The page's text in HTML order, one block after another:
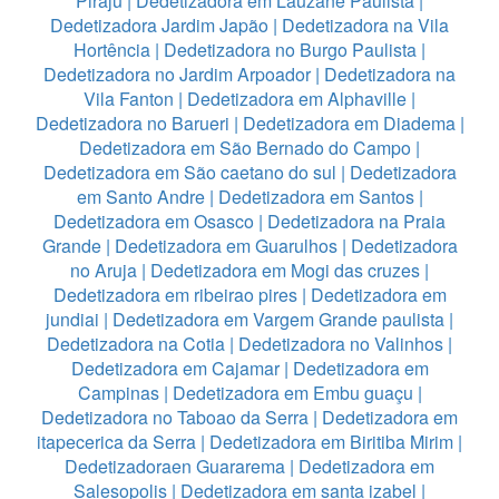
Dedetizadora Jardim Japão | Dedetizadora na Vila
Hortência | Dedetizadora no Burgo Paulista |
Dedetizadora no Jardim Arpoador| Dedetizadora na
Vila Fanton | Dedetizadora em Alphaville |
Dedetizadora no Barueri | Dedetizadora em Diadema|
Dedetizadora em São Bernado do Campo |
Dedetizadora em São caetano do sul | Dedetizadora
em Santo Andre| Dedetizadora em Santos|
Dedetizadora em Osasco | Dedetizadora na Praia
Grande| Dedetizadora em Guarulhos| Dedetizadora
no Aruja | Dedetizadora em Mogi das cruzes |
Dedetizadora em ribeirao pires| Dedetizadora em
jundiai | Dedetizadora em Vargem Grande paulista |
Dedetizadora na Cotia | Dedetizadora no Valinhos |
Dedetizadora em Cajamar| Dedetizadora em
Campinas| Dedetizadora em Embu guaçu |
Dedetizadora no Taboao da Serra | Dedetizadora em
itapecerica da Serra | Dedetizadora em Biritiba Mirim |
Dedetizadoraen Guararema | Dedetizadora em
Salesopolis | Dedetizadora em santa izabel |